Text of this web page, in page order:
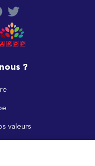
?
valeurs